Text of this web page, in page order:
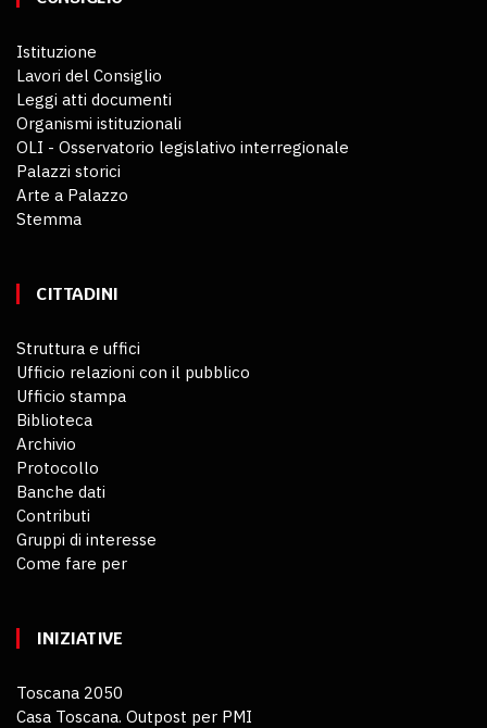
Istituzione
Lavori del Consiglio
Leggi atti documenti
Organismi istituzionali
OLI - Osservatorio legislativo interregionale
Palazzi storici
Arte a Palazzo
Stemma
CITTADINI
Struttura e uffici
Ufficio relazioni con il pubblico
Ufficio stampa
Biblioteca
Archivio
Protocollo
Banche dati
Contributi
Gruppi di interesse
Come fare per
INIZIATIVE
Toscana 2050
Casa Toscana. Outpost per PMI